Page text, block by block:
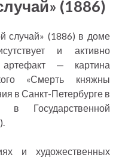
(1886)
случай» (1886) в доме
и активно
артефакт — картина
«Смерть княжны
в Санкт-Петербурге в
Государственной
и художественных